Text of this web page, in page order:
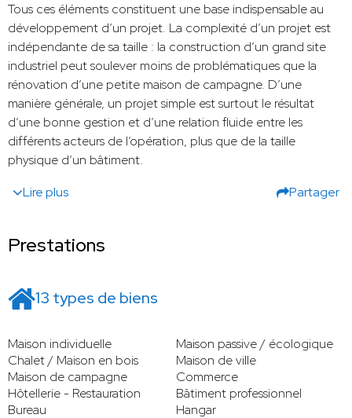
Tous ces éléments constituent une base indispensable au
développement d’un projet. La complexité d’un projet est
indépendante de sa taille : la construction d’un grand site
industriel peut soulever moins de problématiques que la
rénovation d’une petite maison de campagne. D’une
manière générale, un projet simple est surtout le résultat
d’une bonne gestion et d’une relation fluide entre les
différents acteurs de l’opération, plus que de la taille
physique d’un bâtiment.
Lire plus
Partager
Prestations
13 types de biens
Maison individuelle
Maison passive / écologique
Chalet / Maison en bois
Maison de ville
Maison de campagne
Commerce
Hôtellerie - Restauration
Bâtiment professionnel
Bureau
Hangar